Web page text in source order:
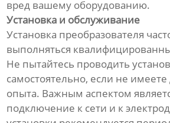
вред вашему оборудованию.
Установка и обслуживание
Установка преобразователя
выполняться
Не пытайтесь проводить
самостоятельно, если не имеете
опыта. Важным аспектом
подключение к сети и к